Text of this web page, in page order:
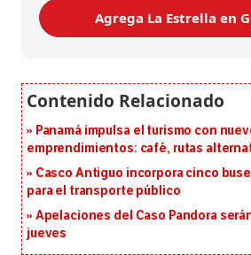
Agrega La Estrella en
Panamá impulsa el turismo con
emprendimientos: café, rutas
Casco Antiguo incorpora cinco
para el transporte público
Apelaciones del Caso Pandora
jueves